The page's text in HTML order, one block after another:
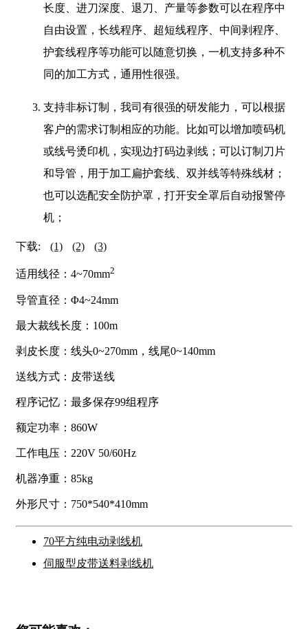
长度、进刀深度、退刀、产量等参数可以在程序中
自由设置，长线程序、超短线程序、中间剥程序、
护套线程序等功能可以随意切换，一机支持多种不
同的加工方式，通用性很强。
支持非标订制，我司有很强的研发能力，可以根据
客户的需求订制相应的功能。比如可以增加喷码机
或线号烫印机，实现边打码边剥线；可以订制刀片
和导管，用于加工扁护套线、双并线等特殊线材；
也可以选配安全防护罩，打开安全罩后自动报警停
机；
下载: (1) (2) (3)
适用线径：4~70mm2
导管直径：Φ4~24mm
最大裁线长度：100m
剥皮长度：线头0~270mm，线尾0~140mm
送线方式：皮带送线
程序记忆：最多保存99组程序
额定功率：860W
工作电压：220V 50/60Hz
机器净重：85kg
外形尺寸：750*540*410mm
70平方纯电动剥线机
伺服型皮带送料剥线机